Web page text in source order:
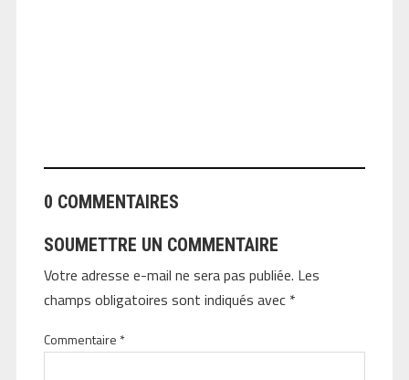
0 COMMENTAIRES
SOUMETTRE UN COMMENTAIRE
Votre adresse e-mail ne sera pas publiée. Les
champs obligatoires sont indiqués avec *
Commentaire *